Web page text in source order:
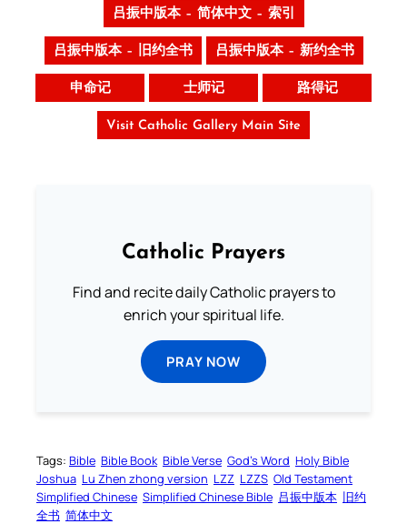
吕振中版本 – 简体中文 – 索引
吕振中版本 – 旧约全书 吕振中版本 – 新约全书
申命记 士师记 路得记
Visit Catholic Gallery Main Site
Catholic Prayers
Find and recite daily Catholic prayers to
enrich your spiritual life.
PRAY NOW
Tags: Bible Bible Book Bible Verse God’s Word Holy Bible
Joshua Lu Zhen zhong version LZZ LZZS Old Testament
Simplified Chinese Simplified Chinese Bible 吕振中版本 旧约
全书 简体中文